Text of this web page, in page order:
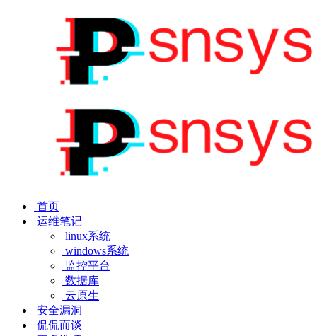
首页
运维笔记
linux系统
windows系统
监控平台
数据库
云原生
安全漏洞
侃侃而谈